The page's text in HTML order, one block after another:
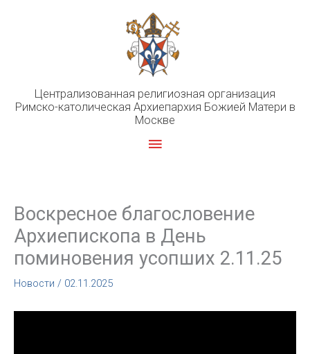
Централизованная религиозная организация
Римско-католическая Архиепархия Божией Матери в
Москве
Главное
Воскресное благословение
Архиепископа в День
поминовения усопших 2.11.25
Новости / 02.11.2025